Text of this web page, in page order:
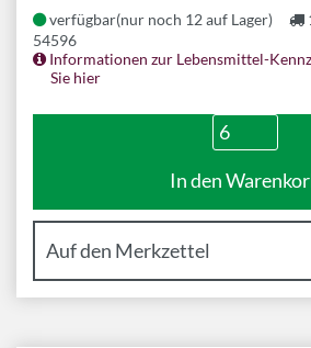
verfügbar(nur noch 12 auf Lager)
54596
Informationen zur Lebensmittel-
Sie hier